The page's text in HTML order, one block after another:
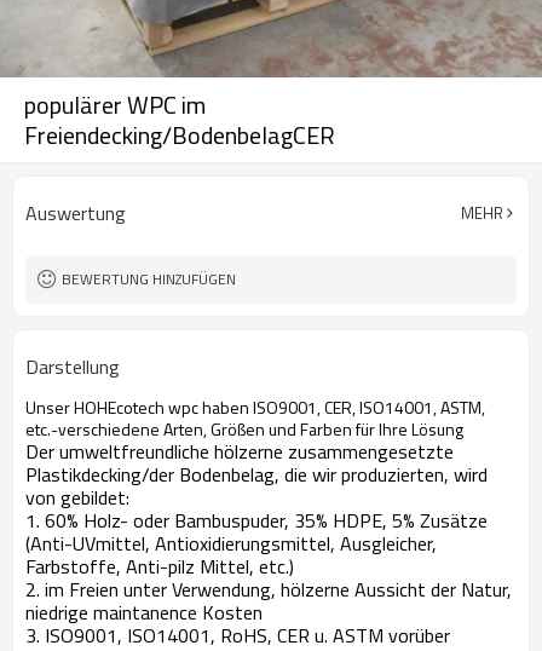
populärer WPC im
Freiendecking/BodenbelagCER
Auswertung MEHR
BEWERTUNG HINZUFÜGEN
Darstellung
Unser HOHEcotech wpc haben ISO9001, CER, ISO14001, ASTM,
etc.-verschiedene Arten, Größen und Farben für Ihre Lösung
Der umweltfreundliche hölzerne zusammengesetzte
Plastikdecking/der Bodenbelag, die wir produzierten, wird
von gebildet:
1. 60% Holz- oder Bambuspuder, 35% HDPE, 5% Zusätze
(Anti-UVmittel, Antioxidierungsmittel, Ausgleicher,
Farbstoffe, Anti-pilz Mittel, etc.)
2. im Freien unter Verwendung, hölzerne Aussicht der Natur,
niedrige maintanence Kosten
3. ISO9001, ISO14001, RoHS, CER u. ASTM vorüber